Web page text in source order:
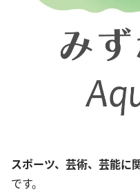
スポーツ、芸術、芸能に
です。